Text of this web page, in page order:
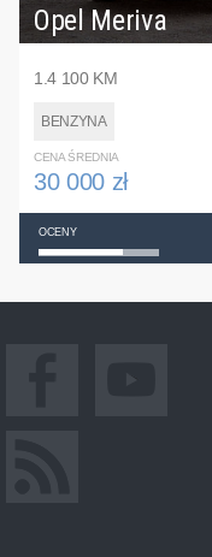
Opel Meriva
1.4 100 KM
BENZYNA
CENA ŚREDNIA
30 000 zł
OCENY